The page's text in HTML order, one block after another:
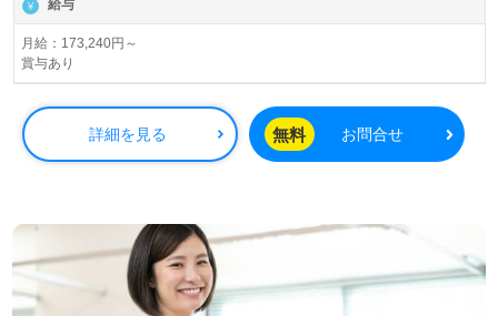
給与
月給：173,240円～
賞与あり
詳細を見る 無料 お問合せ